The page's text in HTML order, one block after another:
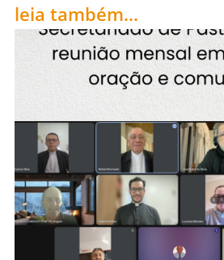
leia também...